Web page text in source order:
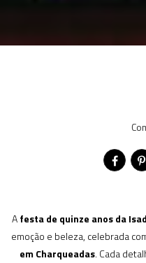
Afesta de quinze anos da
emoção e beleza, celebrada
em Charqueadas. Cada